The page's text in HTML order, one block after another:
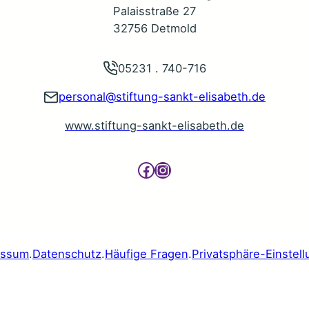
Palaisstraße 27
32756 Detmold
05231 . 740-716
personal@stiftung-sankt-elisabeth.de
www.stiftung-sankt-elisabeth.de
Facebook
Instagram
.Datenschutz.Häufige Fragen.Privatsphäre-